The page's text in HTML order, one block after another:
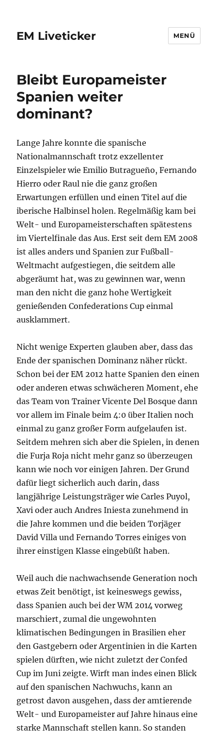
EM Liveticker MENÜ
Bleibt Europameister
Spanien weiter
dominant?
Lange Jahre konnte die spanische
Nationalmannschaft trotz exzellenter
Einzelspieler wie Emilio Butragueño, Fernando
Hierro oder Raul nie die ganz großen
Erwartungen erfüllen und einen Titel auf die
iberische Halbinsel holen. Regelmäßig kam bei
Welt- und Europameisterschaften spätestens
im Viertelfinale das Aus. Erst seit dem EM 2008
ist alles anders und Spanien zur Fußball-
Weltmacht aufgestiegen, die seitdem alle
abgeräumt hat, was zu gewinnen war, wenn
man den nicht die ganz hohe Wertigkeit
genießenden Confederations Cup einmal
ausklammert.
Nicht wenige Experten glauben aber, dass das
Ende der spanischen Dominanz näher rückt.
Schon bei der EM 2012 hatte Spanien den einen
oder anderen etwas schwächeren Moment, ehe
das Team von Trainer Vicente Del Bosque dann
vor allem im Finale beim 4:0 über Italien noch
einmal zu ganz großer Form aufgelaufen ist.
Seitdem mehren sich aber die Spielen, in denen
die Furja Roja nicht mehr ganz so überzeugen
kann wie noch vor einigen Jahren. Der Grund
dafür liegt sicherlich auch darin, dass
langjährige Leistungsträger wie Carles Puyol,
Xavi oder auch Andres Iniesta zunehmend in
die Jahre kommen und die beiden Torjäger
David Villa und Fernando Torres einiges von
ihrer einstigen Klasse eingebüßt haben.
Weil auch die nachwachsende Generation noch
etwas Zeit benötigt, ist keineswegs gewiss,
dass Spanien auch bei der WM 2014 vorweg
marschiert, zumal die ungewohnten
klimatischen Bedingungen in Brasilien eher
den Gastgebern oder Argentinien in die Karten
spielen dürften, wie nicht zuletzt der Confed
Cup im Juni zeigte. Wirft man indes einen Blick
auf den spanischen Nachwuchs, kann an
getrost davon ausgehen, dass der amtierende
Welt- und Europameister auf Jahre hinaus eine
starke Mannschaft stellen kann. So standen